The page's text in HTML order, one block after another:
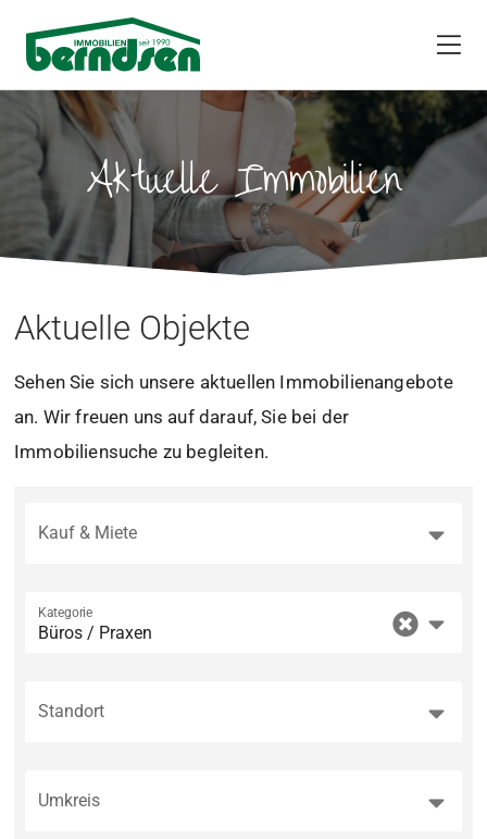
Aktuelle Immobilien
Aktuelle Objekte
Sehen Sie sich unsere aktuellen Immobilienangebote
an. Wir freuen uns auf darauf, Sie bei der
Immobiliensuche zu begleiten.
Kauf & Miete
Kategorie
Büros / Praxen
Standort
Umkreis